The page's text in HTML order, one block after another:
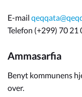
E-mail
Telefon (+299) 70 21
Ammasarfia
Benyt kommunens
over.